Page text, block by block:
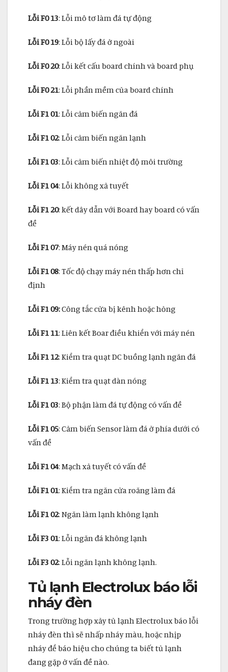
Lỗi F0 13: Lỗi mô tơ làm đá tự động
Lỗi F0 19: Lỗi bộ lấy đá ở ngoài
Lỗi F0 20: Lỗi kết cấu board chính và board phụ
Lỗi F0 21: Lỗi phần mềm của board chính
Lỗi F1 01: Lỗi cảm biến ngăn đá
Lỗi F1 02: Lỗi cảm biến ngăn lạnh
Lỗi F1 03: Lỗi cảm biến nhiệt độ môi trường
Lỗi F1 04: Lỗi không xả tuyết
Lỗi F1 20: kết dây dẫn với Board hay board có vấn
đề
Lỗi F1 07: Máy nén quá nóng
Lỗi F1 08: Tốc độ chạy máy nén thấp hơn chỉ
định
Lỗi F1 09:Công tắc cửa bị kênh hoặc hỏng
Lỗi F1 11: Liên kết Boar điều khiển với máy nén
Lỗi F1 12: Kiểm tra quạt DC buồng lạnh ngăn đá
Lỗi F1 13: Kiểm tra quạt dàn nóng
Lỗi F1 03: Bộ phận làm đá tự động có vấn đề
Lỗi F1 05: Cảm biến Sensor làm đá ở phía dưới có
vấn đề
Lỗi F1 04: Mạch xả tuyết có vấn đề
Lỗi F1 01: Kiểm tra ngăn cửa roăng làm đá
Lỗi F1 02: Ngăn làm lạnh không lạnh
Lỗi F3 01: Lỗi ngăn đá không lạnh
Lỗi F3 02: Lỗi ngăn lạnh không lạnh.
Tủ lạnh Electrolux báo lỗi
nháy đèn
Trong trường hợp xảy tủ lạnh Electrolux báo lỗi
nháy đèn thì sẽ nhấp nháy màu, hoặc nhịp
nháy để báo hiệu cho chúng ta biết tủ lạnh
đang gặp ở vấn đề nào.